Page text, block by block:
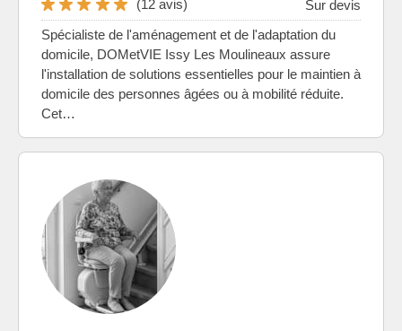
(12 avis)
Sur devis
Spécialiste de l'aménagement et de l'adaptation du
domicile, DOMetVIE Issy Les Moulineaux assure
l'installation de solutions essentielles pour le maintien à
domicile des personnes âgées ou à mobilité réduite.
Cet…